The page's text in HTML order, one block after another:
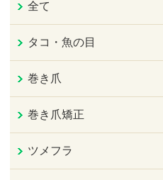
全て
タコ・魚の目
巻き爪
巻き爪矯正
ツメフラ